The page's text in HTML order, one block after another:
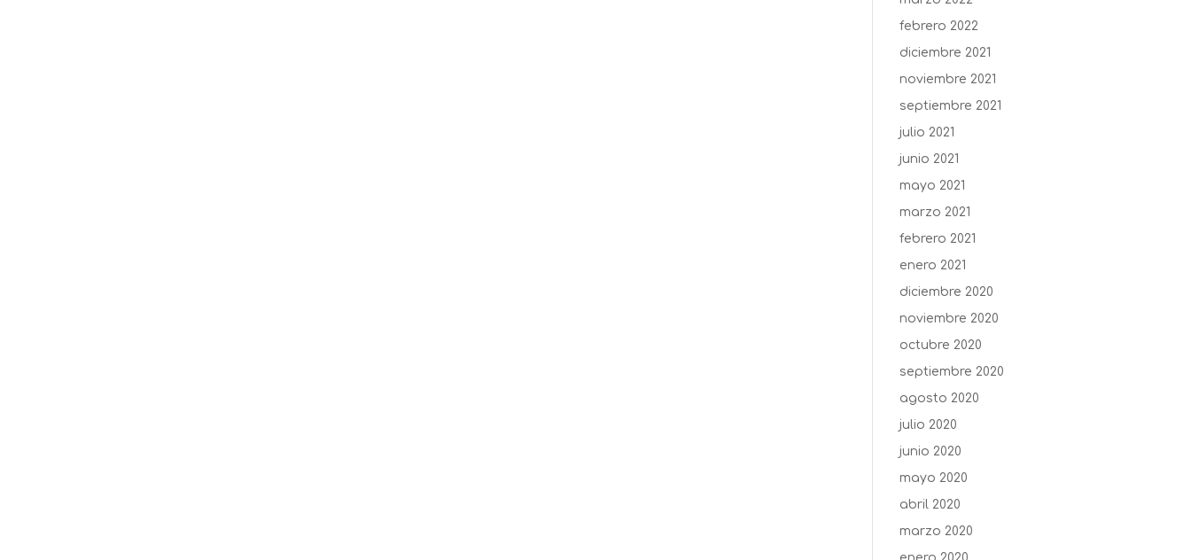
febrero 2022
diciembre 2021
noviembre 2021
septiembre 2021
julio 2021
junio 2021
mayo 2021
marzo 2021
febrero 2021
enero 2021
diciembre 2020
noviembre 2020
octubre 2020
septiembre 2020
agosto 2020
julio 2020
junio 2020
mayo 2020
abril 2020
marzo 2020